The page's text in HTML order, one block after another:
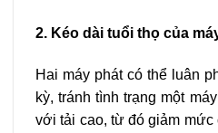
2. Kéo dài tuổi thọ của
Hai máy phát có thể luân
kỳ, tránh tình trạng một
với tải cao, từ đó giảm mức